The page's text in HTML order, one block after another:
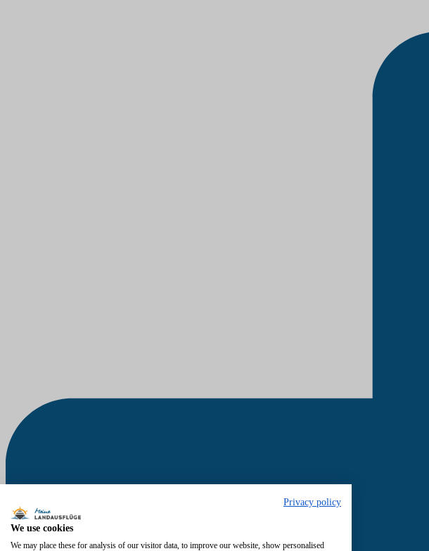
Privacy policy
We use cookies
We may place these for analysis of our visitor data, to improve our website, show personalised